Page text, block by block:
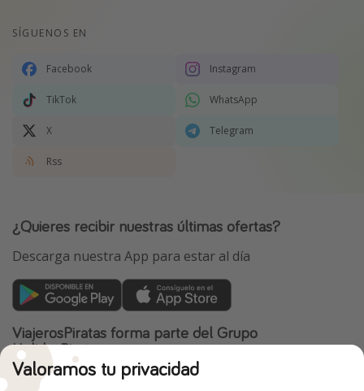
SÍGUENOS EN
Facebook Instagram
TikTok WhatsApp
X Telegram
Rss
¿Quieres recibir nuestras últimas ofertas?
Descarga nuestra App para estar al día
ViajerosPiratas forma parte del Grupo
HolidayPirates
Nuestros mercados
Valoramos tu privacidad